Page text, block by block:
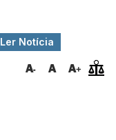
Ler Notícia